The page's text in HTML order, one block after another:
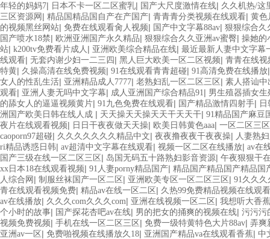
年轻的妈妈7| 日本不卡一区二区蜜乳| 国产大尺度激情在线| 久久机热/这
三区资源网 | 精品国精品国自产在产国产| 青青青分类视频在线观看| 黄色
的视频黑丝网站| 免费在线观看肏人视频| 国产中文字幕88av| 狠狠综合久
国产喷水18禁| 欧洲亚洲国产永久精品| 狠狠综合久久亚洲av蜜臀| 操她的
站| k200tv免费看片成人 | 亚洲欧美综合精品在线| 最近最新人妻中文字幕
线观看| 无套内谢少妇一二三四 | 黑人巨大欧美一区二区视频| 青青在线视
特黄| 久操高清在线免费视频| 91在线观看青青超碰| 91高清免费在线播放
女人的性乱生活| 亚洲精品成人7777| 老熟妇乱一区二区三区 | 素人搭讪中
观看| 亚洲人妻无吗中文字幕| 成人亚洲国产综合精品91| 男生殖器插女
的舔女人的逼逼视频黄片| 91九色免费在线观看| 国产精品激情四射手|
洲国产欧美日韩在线人成 | 天天操天天操天天干天天干| 91精品国产麻豆
夜片在线观看视频| 日日干夜夜做天天操| 欧美日韩黄色aaa| 一区二区三
caoporn97超碰| 久久久久久久久精品中文| 夜夜撸夜夜干夜夜操| 人妻熟
ri精品诱惑日韩| av超清中文字幕在线观看| 视频一区二区在线播放| av在
国产三级在线一区二区三区 | 岛国无码五十路熟妇影音资源| 午夜狠狠干
xx日本18在线观看视频| 91人妻porny精品国产| 精品国产精品国产精品国
人综合网 | 制服丝袜国产一区二区 | 亚洲欧美专区一区二区三区 | 91久久
青在线观看视频免费| 精品av在线一区二区 | 久热99免费精品视频在线观看
av在线播放| 久久久com久久久com| 亚洲在线视频一区二区 | 我想听大香
个小时的故事| 国产探花杏吧av在线| 男的把女的捅爽的视频在线| 污污污
视频免费视频| 手机在线一区二区三区 | 免费一级特黄特色大片88av| 弄爽
亚洲av一区 | 免费啪视频在线播放久18| 亚洲国产精品va在线观看香蕉| 中